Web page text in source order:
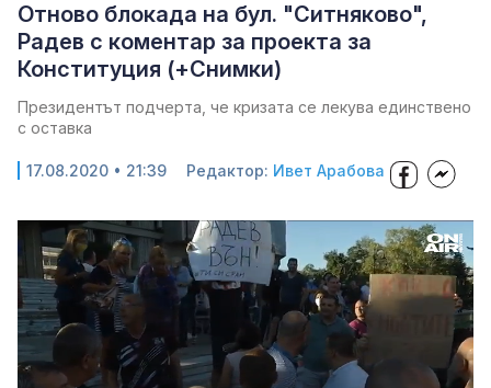
Отново блокада на бул. "Ситняково",
Радев с коментар за проекта за
Конституция (+Снимки)
Президентът подчерта, че кризата се лекува единствено
с оставка
17.08.2020 • 21:39 Редактор: Ивет Арабова